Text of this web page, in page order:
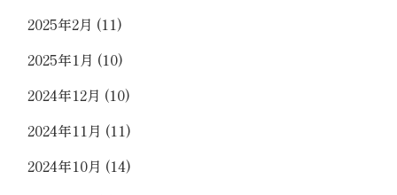
2025年2月 (11)
2025年1月 (10)
2024年12月 (10)
2024年11月 (11)
2024年10月 (14)